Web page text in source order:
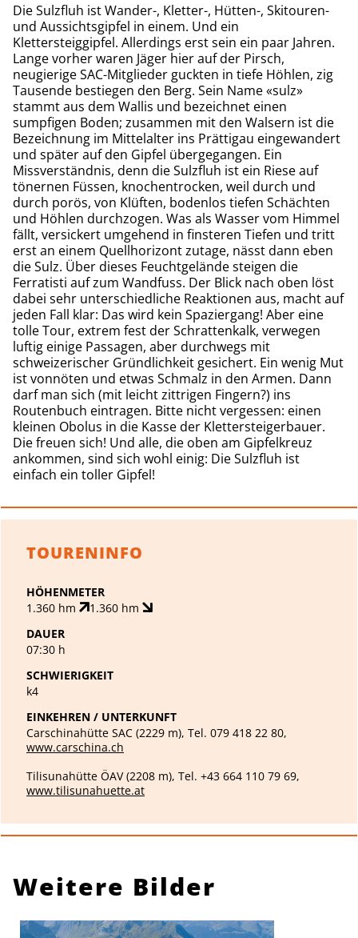
Die Sulzfluh ist Wander-, Kletter-, Hütten-, Skitouren-
und Aussichtsgipfel in einem. Und ein
Klettersteiggipfel. Allerdings erst sein ein paar Jahren.
Lange vorher waren Jäger hier auf der Pirsch,
neugierige SAC-Mitglieder guckten in tiefe Höhlen, zig
Tausende bestiegen den Berg. Sein Name «sulz»
stammt aus dem Wallis und bezeichnet einen
sumpfigen Boden; zusammen mit den Walsern ist die
Bezeichnung im Mittelalter ins Prättigau eingewandert
und später auf den Gipfel übergegangen. Ein
Missverständnis, denn die Sulzfluh ist ein Riese auf
tönernen Füssen, knochentrocken, weil durch und
durch porös, von Klüften, bodenlos tiefen Schächten
und Höhlen durchzogen. Was als Wasser vom Himmel
fällt, versickert umgehend in finsteren Tiefen und tritt
erst an einem Quellhorizont zutage, nässt dann eben
die Sulz. Über dieses Feuchtgelände steigen die
Ferratisti auf zum Wandfuss. Der Blick nach oben löst
dabei sehr unterschiedliche Reaktionen aus, macht auf
jeden Fall klar: Das wird kein Spaziergang! Aber eine
tolle Tour, extrem fest der Schrattenkalk, verwegen
luftig einige Passagen, aber durchwegs mit
schweizerischer Gründlichkeit gesichert. Ein wenig Mut
ist vonnöten und etwas Schmalz in den Armen. Dann
darf man sich (mit leicht zittrigen Fingern?) ins
Routenbuch eintragen. Bitte nicht vergessen: einen
kleinen Obolus in die Kasse der Klettersteigerbauer.
Die freuen sich! Und alle, die oben am Gipfelkreuz
ankommen, sind sich wohl einig: Die Sulzfluh ist
einfach ein toller Gipfel!
TOURENINFO
HÖHENMETER
1.360 hm
1.360 hm
DAUER
07:30 h
SCHWIERIGKEIT
k4
EINKEHREN / UNTERKUNFT
Carschinahütte SAC (2229 m), Tel. 079 418 22 80,
www.carschina.ch
Tilisunahütte ÖAV (2208 m), Tel. +43 664 110 79 69,
www.tilisunahuette.at
Weitere Bilder